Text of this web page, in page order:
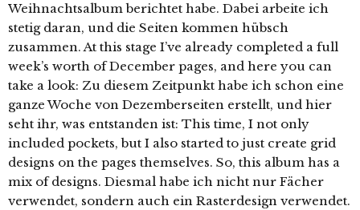
Weihnachtsalbum berichtet habe. Dabei arbeite ich
stetig daran, und die Seiten kommen hübsch
zusammen. At this stage I’ve already completed a full
week’s worth of December pages, and here you can
take a look: Zu diesem Zeitpunkt habe ich schon eine
ganze Woche von Dezemberseiten erstellt, und hier
seht ihr, was entstanden ist: This time, I not only
included pockets, but I also started to just create grid
designs on the pages themselves. So, this album has a
mix of designs. Diesmal habe ich nicht nur Fächer
verwendet, sondern auch ein Rasterdesign verwendet.